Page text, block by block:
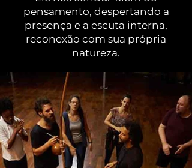
pensamento, despertando a
presença e a escuta interna,
reconexão com sua própria
natureza.